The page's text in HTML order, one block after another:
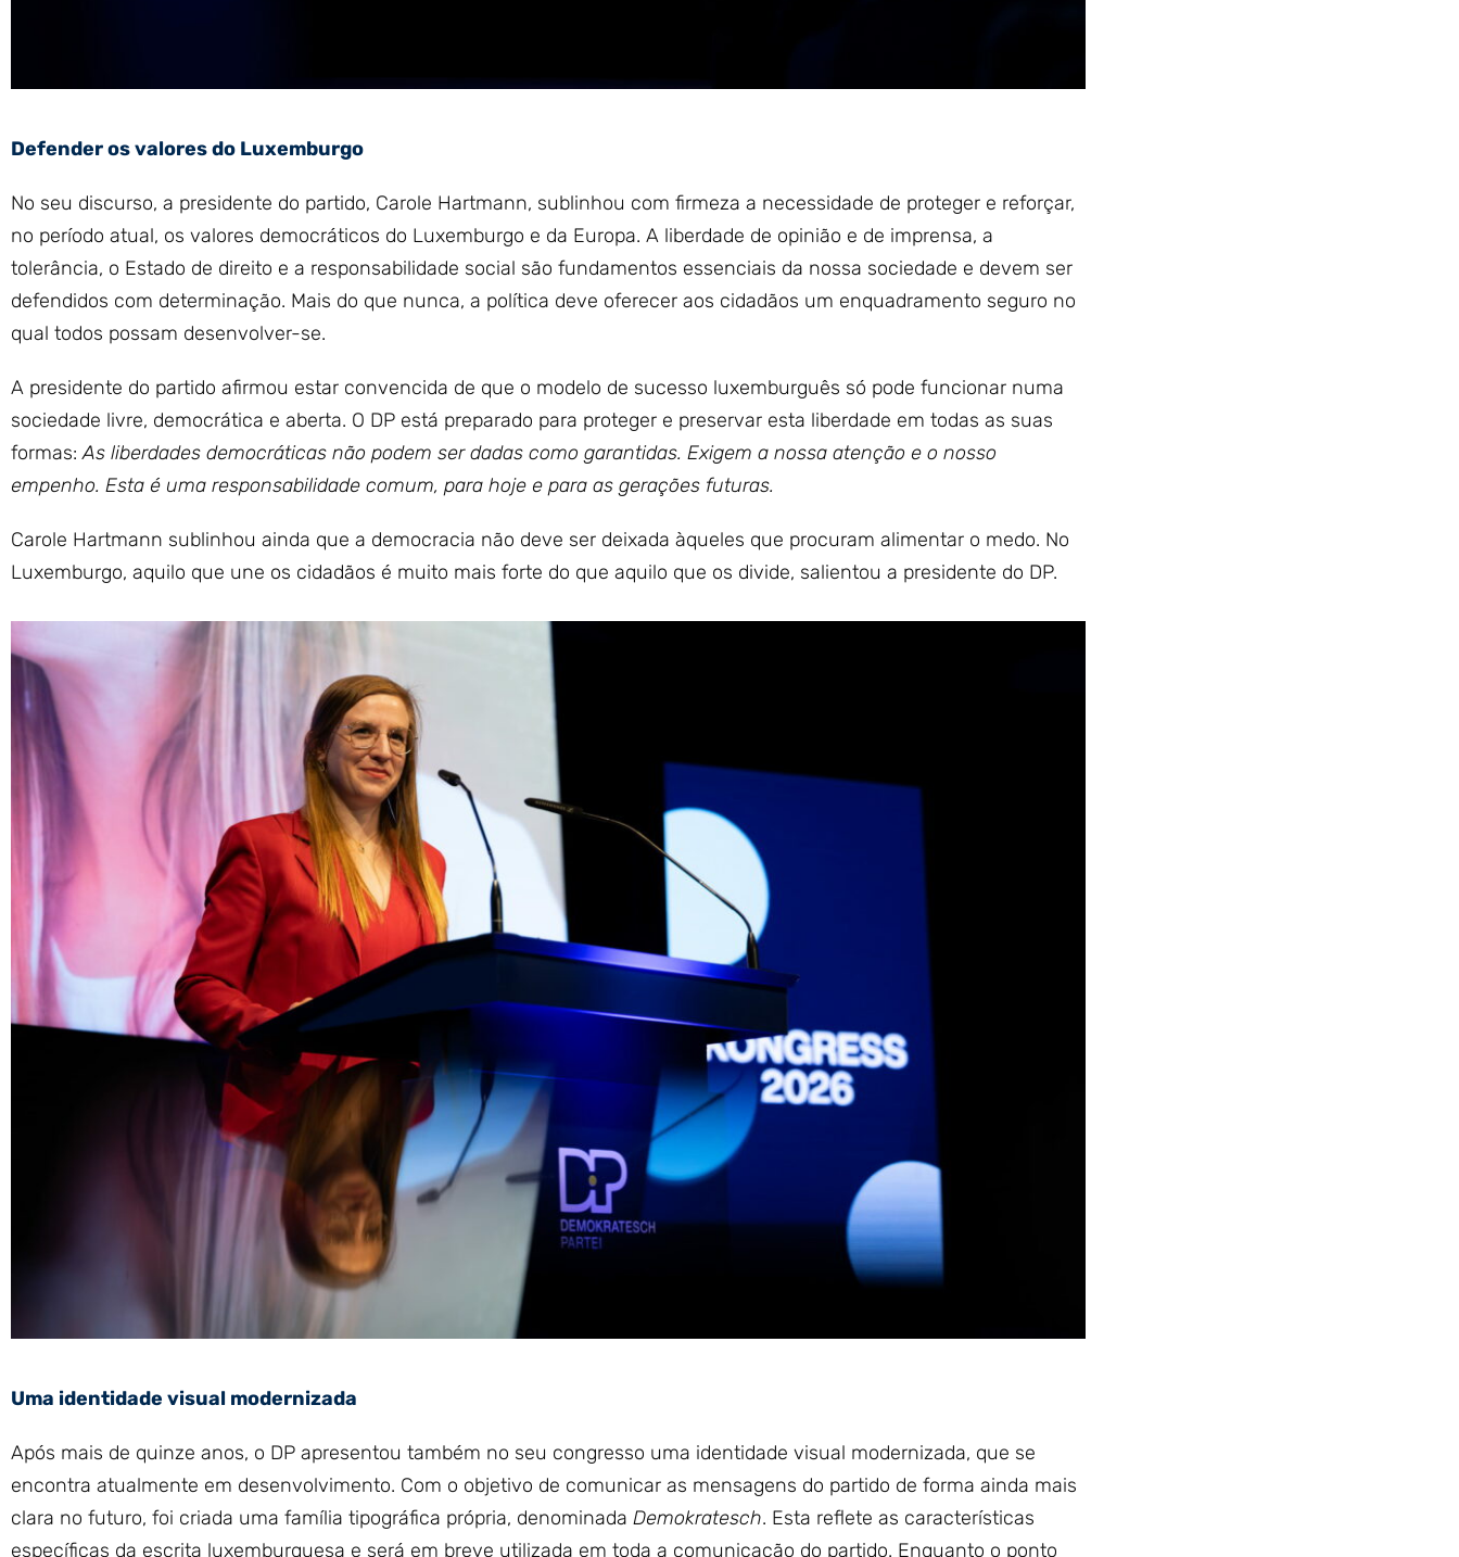
Defender os valores do Luxemburgo
No seu discurso, a presidente do partido, Carole Hartmann, sublinhou com firmeza a necessidade de proteger e reforçar,
no período atual, os valores democráticos do Luxemburgo e da Europa. A liberdade de opinião e de imprensa, a
tolerância, o Estado de direito e a responsabilidade social são fundamentos essenciais da nossa sociedade e devem ser
defendidos com determinação. Mais do que nunca, a política deve oferecer aos cidadãos um enquadramento seguro no
qual todos possam desenvolver-se.
A presidente do partido afirmou estar convencida de que o modelo de sucesso luxemburguês só pode funcionar numa
sociedade livre, democrática e aberta. O DP está preparado para proteger e preservar esta liberdade em todas as suas
formas:As liberdades democráticas não podem ser dadas como garantidas. Exigem a nossa atenção e o nosso
empenho. Esta é uma responsabilidade comum, para hoje e para as gerações futuras.
Carole Hartmann sublinhou ainda que a democracia não deve ser deixada àqueles que procuram alimentar o medo. No
Luxemburgo, aquilo que une os cidadãos é muito mais forte do que aquilo que os divide, salientou a presidente do DP.
Uma identidade visual modernizada
Após mais de quinze anos, o DP apresentou também no seu congresso uma identidade visual modernizada, que se
encontra atualmente em desenvolvimento. Com o objetivo de comunicar as mensagens do partido de forma ainda mais
clara no futuro, foi criada uma família tipográfica própria, denominada Demokratesch. Esta reflete as características
específicas da escrita luxemburguesa e será em breve utilizada em toda a comunicação do partido. Enquanto o ponto